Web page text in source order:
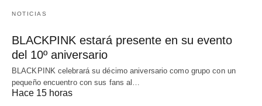
NOTICIAS
BLACKPINK estará presente en su evento
del 10º aniversario
BLACKPINK celebrará su décimo aniversario como grupo con un
pequeño encuentro con sus fans al…
Hace 15 horas